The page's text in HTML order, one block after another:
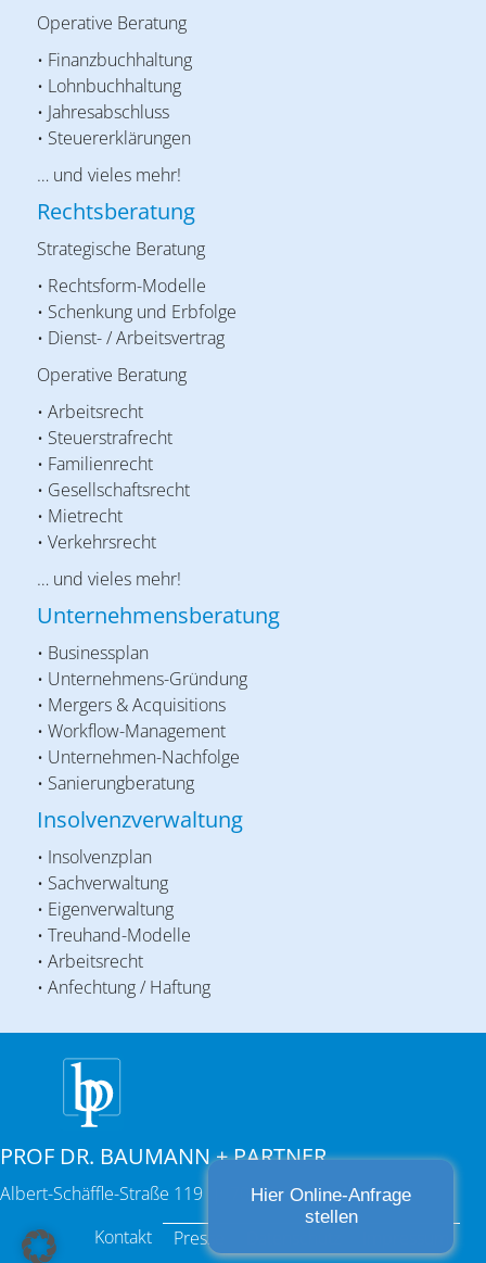
Operative Beratung
• Finanzbuchhaltung
• Lohnbuchhaltung
• Jahresabschluss
• Steuererklärungen
… und vieles mehr!
Rechtsberatung
Strategische Beratung
• Rechtsform-Modelle
• Schenkung und Erbfolge
• Dienst- / Arbeitsvertrag
Operative Beratung
• Arbeitsrecht
• Steuerstrafrecht
• Familienrecht
• Gesellschaftsrecht
• Mietrecht
• Verkehrsrecht
… und vieles mehr!
Unternehmensberatung
• Businessplan
• Unternehmens-Gründung
• Mergers & Acquisitions
• Workflow-Management
• Unternehmen-Nachfolge
• Sanierungberatung
Insolvenzverwaltung
• Insolvenzplan
• Sachverwaltung
• Eigenverwaltung
• Treuhand-Modelle
• Arbeitsrecht
• Anfechtung / Haftung
PROF DR. BAUMANN + PARTNER
Albert-Schäffle-Straße 119 | 70186 Stuttgart
Kontakt
Presse
Hier Online-Anfrage
stellen